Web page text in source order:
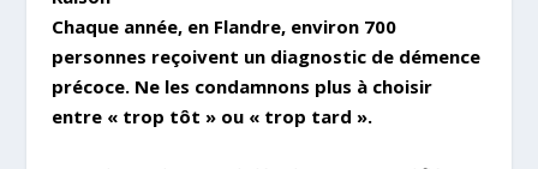
Chaque année, en Flandre, environ 700
personnes reçoivent un diagnostic de démence
précoce. Ne les condamnons plus à choisir
entre « trop tôt » ou « trop tard ».